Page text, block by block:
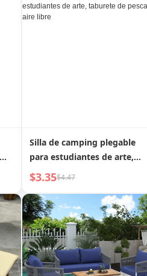
Silla de camping plegable
para estudiantes de arte,
taburete de pesca al aire
libre
$3.35$4.47